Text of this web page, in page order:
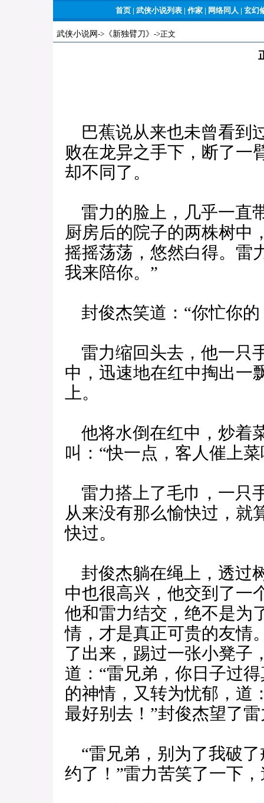
首页 | 武侠小说列表 | 作家 | 网络同人 | 玄幻
武侠小说网 -> 《新独臂刀》 ->正文
巴蕉说从来也未曾看到
败在龙异之手下，断了一
却不同了。
雷力的脸上，几乎一直
厨房后的院子的两株树中
摇摇荡荡，悠然白得。雷
我来陪你。”
封俊杰笑道：“你忙你的
雷力缩回头去，他一只
中，迅速地在红中掏出一
上。
他将水倒在红中，炒着
叫：“快一点，客人催上菜
雷力搭上了毛巾，一只
从来没有那么愉快过，就
快过。
封俊杰躺在绳上，透过
中也很高兴，他交到了一
他和雷力结交，绝不是为
情，才是真正可贵的友情
了出来，踢过一张小凳子
道：“雷兄弟，你日子过
的神情，又转为忧郁，道
最好别去！”封俊杰望了
“雷兄弟，别为了我破
约了！”雷力苦笑了一下